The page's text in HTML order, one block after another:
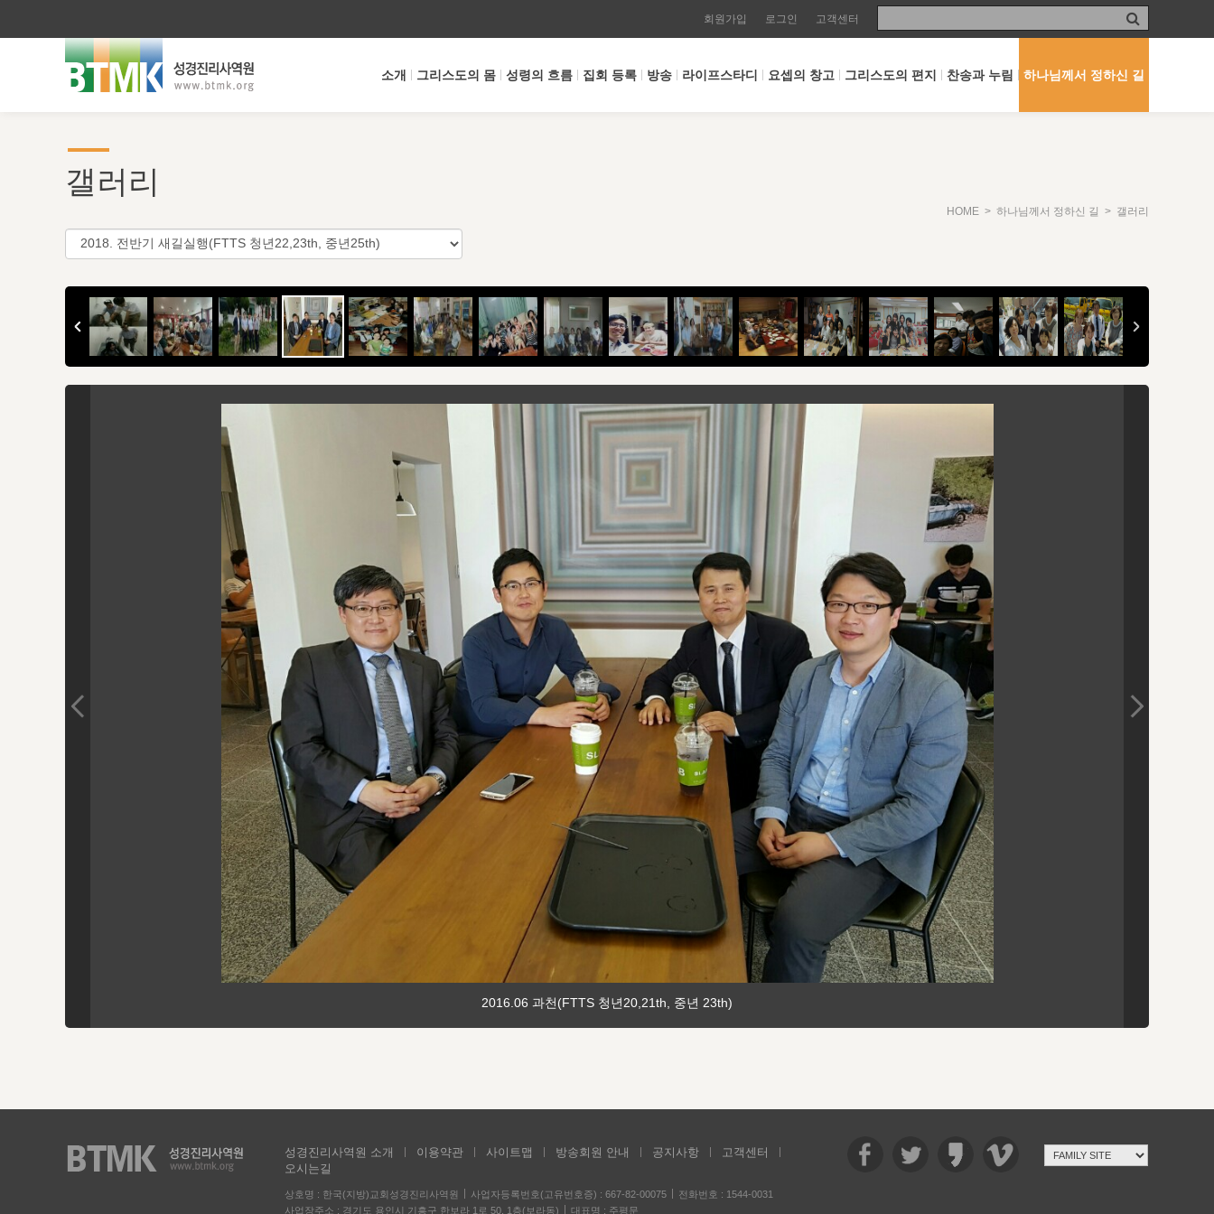
회원가입 로그인 고객센터
소개 그리스도의 몸 성령의 흐름 집회 등록 방송 라이프스타디 요셉의 창고 그리스도의 편지 찬송과 누림 하나님께서 정하신 길
갤러리
HOME > 하나님께서 정하신 길 > 갤러리
2016.06 과천(FTTS 청년20,21th, 중년 23th)
성경진리사역원 소개 이용약관 사이트맵 방송회원 안내 공지사항
고객센터
오시는길
상호명 : 한국(지방)교회성경진리사역원 사업자등록번호(고유번호증) : 667-82-00075
전화번호 : 1544-0031
사업장주소 : 경기도 용인시 기흥구 한보라 1로 50, 1층(보라동)
대표명 : 주평문